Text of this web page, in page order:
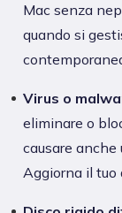
Mac senza
quando si
Virus o
eliminare o
causare
Aggiorna il tuo